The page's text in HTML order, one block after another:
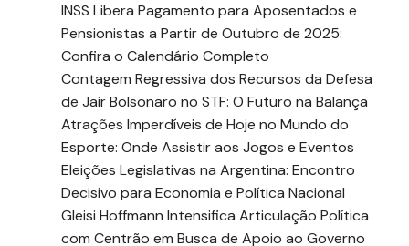
INSS Libera Pagamento para Aposentados e
Pensionistas a Partir de Outubro de 2025:
Confira o Calendário Completo
Contagem Regressiva dos Recursos da Defesa
de Jair Bolsonaro no STF: O Futuro na Balança
Atrações Imperdíveis de Hoje no Mundo do
Esporte: Onde Assistir aos Jogos e Eventos
Eleições Legislativas na Argentina: Encontro
Decisivo para Economia e Política Nacional
Gleisi Hoffmann Intensifica Articulação Política
com Centrão em Busca de Apoio ao Governo